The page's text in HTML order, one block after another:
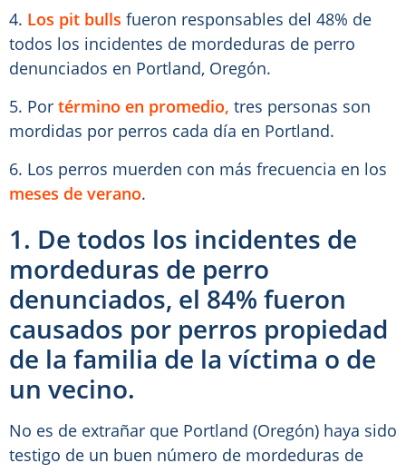
4. Los pit bulls fueron responsables del 48% de
todos los incidentes de mordeduras de perro
denunciados en Portland, Oregón.
5. Por término en promedio, tres personas son
mordidas por perros cada día en Portland.
6. Los perros muerden con más frecuencia en los
meses de verano.
1. De todos los incidentes de
mordeduras de perro
denunciados, el 84% fueron
causados por perros propiedad
de la familia de la víctima o de
un vecino.
No es de extrañar que Portland (Oregón) haya sido
testigo de un buen número de mordeduras de